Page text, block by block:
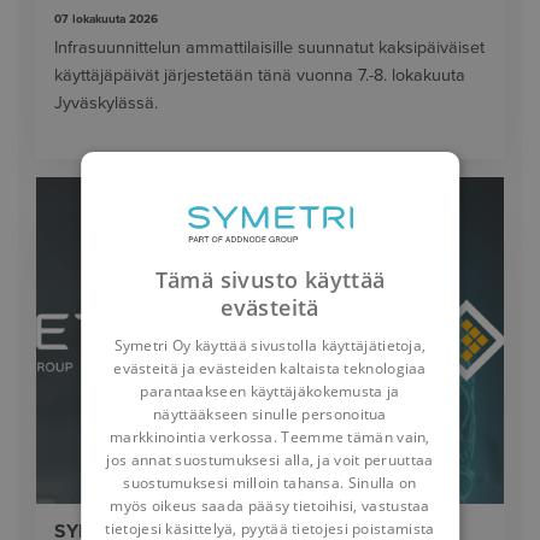
07 lokakuuta 2026
Infrasuunnittelun ammattilaisille suunnatut kaksipäiväiset
käyttäjäpäivät järjestetään tänä vuonna 7.-8. lokakuuta
Jyväskylässä.
SYMETRIN JA INUSE:N KUMPPANUUS TUO
Tämä sivusto käyttää
evästeitä
Symetri Oy käyttää sivustolla käyttäjätietoja,
evästeitä ja evästeiden kaltaista teknologiaa
parantaakseen käyttäjäkokemusta ja
näyttääkseen sinulle personoitua
markkinointia verkossa. Teemme tämän vain,
jos annat suostumuksesi alla, ja voit peruuttaa
suostumuksesi milloin tahansa. Sinulla on
myös oikeus saada pääsy tietoihisi, vastustaa
tietojesi käsittelyä, pyytää tietojesi poistamista